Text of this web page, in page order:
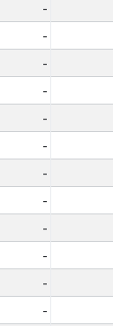
-
-
-
-
-
-
-
-
-
-
-
-